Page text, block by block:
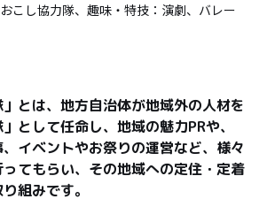
こし協力隊、趣味・特技：演劇、バレー
」とは、地方自治体が地域外の人材を
として任命し、地域の魅力PRや、
イベントやお祭りの運営など、様々
てもらい、その地域への定住・定着
組みです。